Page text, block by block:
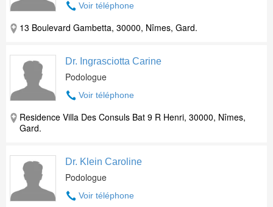
Voir téléphone
13 Boulevard Gambetta, 30000, Nîmes, Gard.
Dr. Ingrasciotta Carine
Podologue
Voir téléphone
Residence Villa Des Consuls Bat 9 R Henri, 30000, Nîmes,
Gard.
Dr. Klein Caroline
Podologue
Voir téléphone